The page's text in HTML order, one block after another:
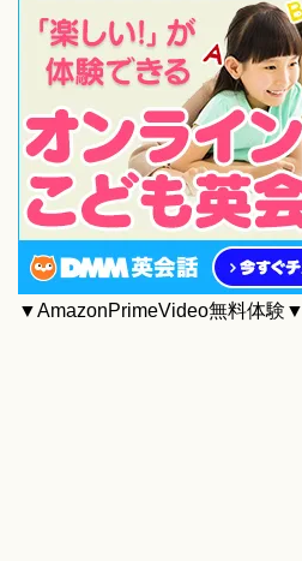
▼AmazonPrimeVideo無料体験▼